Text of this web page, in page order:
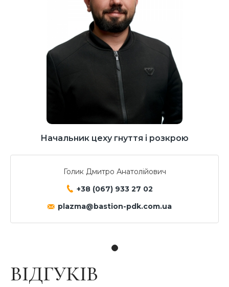
Начальник цеху гнуття і розкрою
Голик Дмитро Анатолійович
+38 (067) 933 27 02
plazma@bastion-pdk.com.ua
ВІДГУКІВ